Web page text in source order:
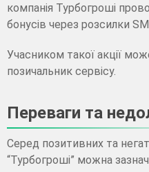
компанія Турбогроші
бонусів через розсилки
Учасником такої акції
позичальник сервісу.
Переваги та
Серед позитивних та
“Турбогроші” можна